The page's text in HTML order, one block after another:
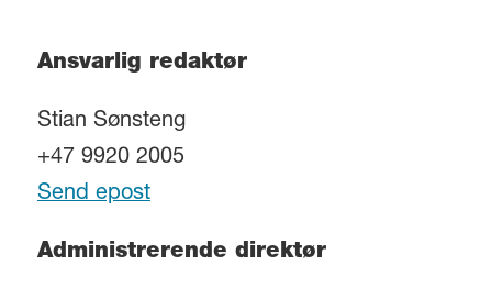
Ansvarlig redaktør
Stian Sønsteng
+47 9920 2005
Send epost
Administrerende direktør